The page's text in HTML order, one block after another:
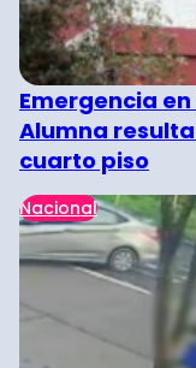
Emergencia
Alumna
cuarto piso
Nacional